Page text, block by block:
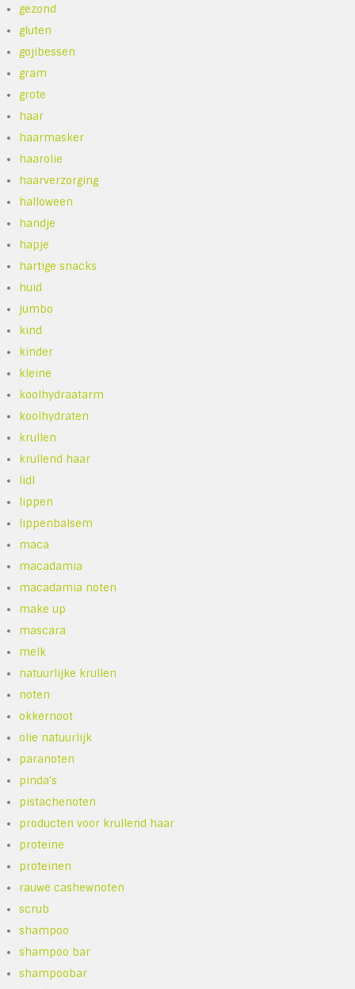
gezond
gluten
gojibessen
gram
grote
haar
haarmasker
haarolie
haarverzorging
halloween
handje
hapje
hartige snacks
huid
jumbo
kind
kinder
kleine
koolhydraatarm
koolhydraten
krullen
krullend haar
lidl
lippen
lippenbalsem
maca
macadamia
macadamia noten
make up
mascara
melk
natuurlijke krullen
noten
okkernoot
olie natuurlijk
paranoten
pinda's
pistachenoten
producten voor krullend haar
proteine
proteinen
rauwe cashewnoten
scrub
shampoo
shampoo bar
shampoobar